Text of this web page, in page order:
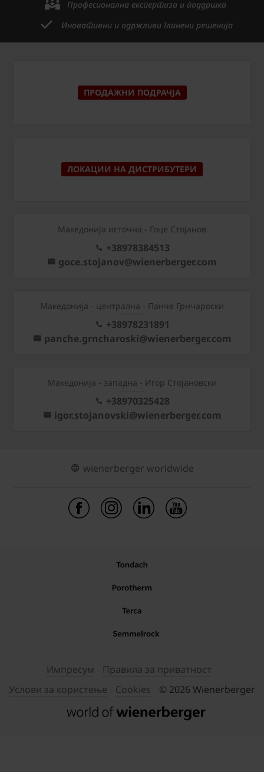
Професионална експертиза и поддршка
Иновативни и одржливи глинени решенија
ПРОДАЖНИ ПОДРАЧЈА
ЛОКАЦИИ НА ДИСТРИБУТЕРИ
Македонија источна - Гоце Стојанов
+38978384513
goce.stojanov@wienerberger.com
Mакедонија - централна - Панче Грнчароски
+38978231891
panche.grncharoski@wienerberger.com
Mакедонија - западна - Игор Стојановски
+38970325428
igor.stojanovski@wienerberger.com
wienerberger worldwide
Импресум
Правила за приватност
Услови за користење
Cookies © 2026 Wienerberger